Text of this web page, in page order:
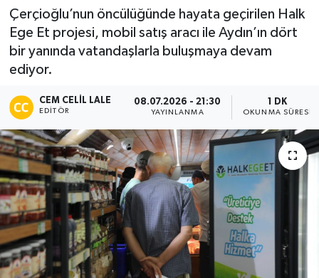
Çerçioğlu’nun öncülüğünde hayata geçirilen Halk
Ege Et projesi, mobil satış aracı ile Aydın’ın dört
bir yanında vatandaşlarla buluşmaya devam
ediyor.
CEM CELIL LALE
EDITÖR
08.07.2026 - 21:30
YAYINLANMA
1 DK
OKUNMA SÜRESI
Son Dakika Haberleri
Haber Arşivi